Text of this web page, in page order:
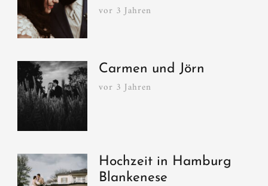
vor 3 Jahren
Carmen und Jörn
vor 3 Jahren
Hochzeit in Hamburg
Blankenese